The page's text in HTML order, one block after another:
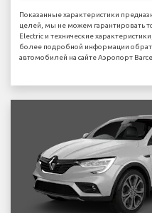
Показанные характеристики
целей, мы не можем гарантировать
Electric и технические
более подробной информации
автомобилей на сайте Аэропорт